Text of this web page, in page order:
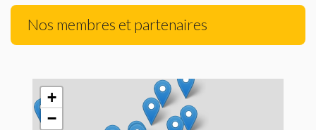
Nos membres et partenaires
+
−